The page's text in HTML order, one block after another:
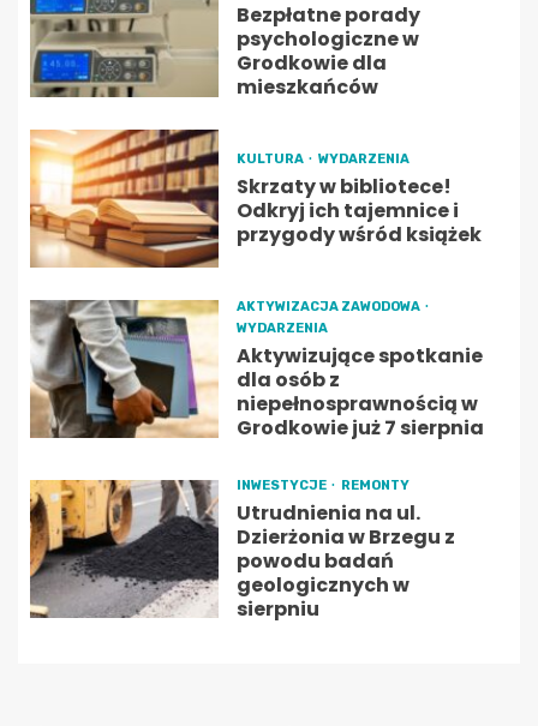
Bezpłatne porady
psychologiczne w
Grodkowie dla
mieszkańców
KULTURA WYDARZENIA
Skrzaty w bibliotece!
Odkryj ich tajemnice i
przygody wśród książek
AKTYWIZACJA ZAWODOWA
WYDARZENIA
Aktywizujące spotkanie
dla osób z
niepełnosprawnością w
Grodkowie już 7 sierpnia
INWESTYCJE REMONTY
Utrudnienia na ul.
Dzierżonia w Brzegu z
powodu badań
geologicznych w
sierpniu